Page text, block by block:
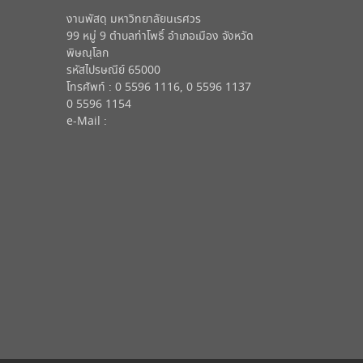
งานพัสดุ มหาวิทยาลัยนเรศวร
99 หมู่ 9 ตำบลท่าโพธิ์ อำเภอเมือง จังหวัด
พิษณุโลก
รหัสไปรษณีย์ 65000
โทรศัพท์ : 0 5596 1116, 0 5596 1137
0 5596 1154
e-Mail :